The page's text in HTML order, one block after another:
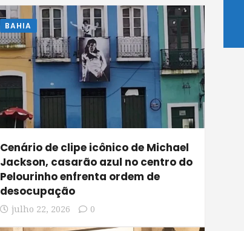
BAHIA
Cenário de clipe icônico de Michael
Jackson, casarão azul no centro do
Pelourinho enfrenta ordem de
desocupação
julho 22, 2026 0